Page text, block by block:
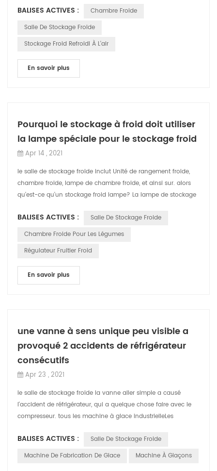
BALISES ACTIVES :
Chambre Froide
Salle De Stockage Froide
Stockage Froid Refroidi À L'air
En savoir plus
Pourquoi le stockage à froid doit utiliser
la lampe spéciale pour le stockage froid
Apr 14 , 2021
le salle de stockage froide inclut Unité de rangement froide,
chambre froide, lampe de chambre froide, et ainsi sur. alors
qu'est-ce qu'un stockage froid lampe? La lampe de stockage
BALISES ACTIVES :
Salle De Stockage Froide
Chambre Froide Pour Les Légumes
Régulateur Fruitier Froid
En savoir plus
une vanne à sens unique peu visible a
provoqué 2 accidents de réfrigérateur
consécutifs
Apr 23 , 2021
le salle de stockage froide la vanne aller simple a causé
l'accident de réfrigérateur, qui a quelque chose faire avec le
compresseur. tous les machine à glace industrielleLes
BALISES ACTIVES :
Salle De Stockage Froide
Machine De Fabrication De Glace
Machine À Glaçons